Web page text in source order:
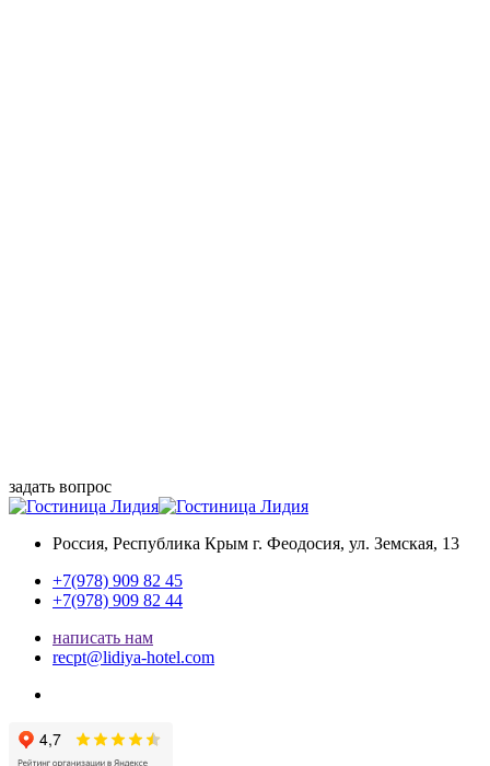
задать вопрос
Россия, Республика Крым г. Феодосия, ул. Земская, 13
+7(978) 909 82 45
+7(978) 909 82 44
написать нам
recpt@lidiya-hotel.com